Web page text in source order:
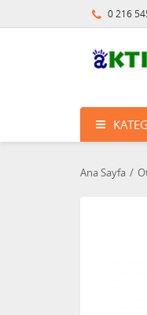
0 216
Ana Sayfa